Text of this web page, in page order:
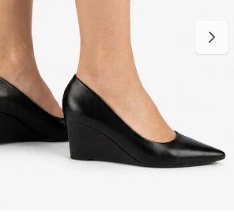
23 cm
23,5 cm
24 cm
24,5 cm
25 cm
25 cm
do pé para escolher o tamanho
0,5 cm de folga para maior
Caso esteja entre duas numerações,
número maior. A primeira troca é grátis.